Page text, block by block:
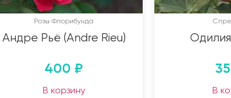
Розы Флорибунда
Андре Рьё (Andre Rieu)
400 ₽
В корзину В